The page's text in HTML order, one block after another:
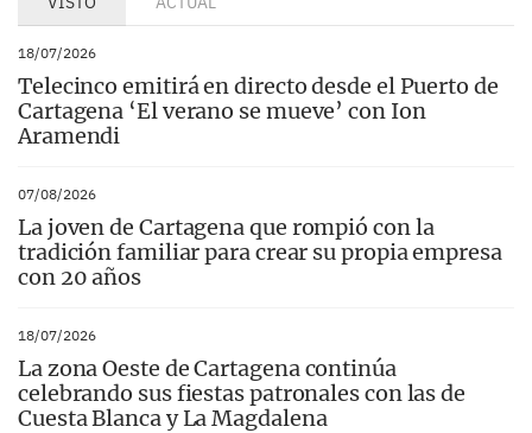
18/07/2026
Telecinco emitirá en directo desde el Puerto de
Cartagena ‘El verano se mueve’ con Ion
Aramendi
07/08/2026
La joven de Cartagena que rompió con la
tradición familiar para crear su propia empresa
con 20 años
18/07/2026
La zona Oeste de Cartagena continúa
celebrando sus fiestas patronales con las de
Cuesta Blanca y La Magdalena